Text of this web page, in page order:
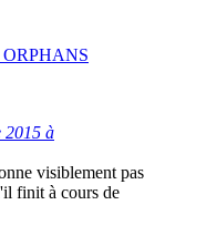
2015 à
visiblement pas
finit à cours de